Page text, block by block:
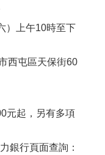
）上午10時至下
西屯區天保街60
元起，另有多項
銀行頁面查詢：